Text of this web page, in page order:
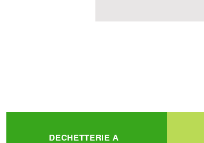
DECHETTERIE A